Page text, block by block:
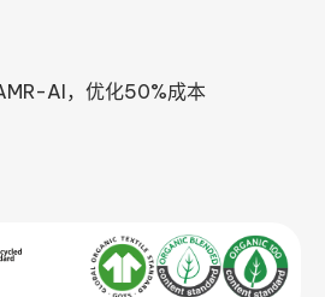
AI，优化50%成本